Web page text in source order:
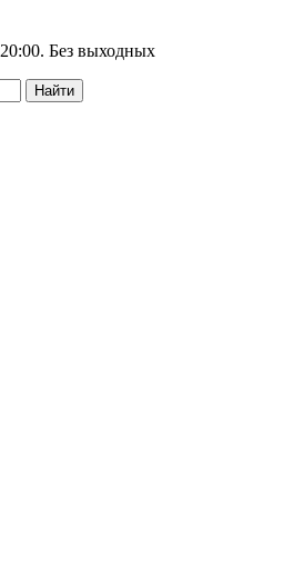
20:00. Без выходных